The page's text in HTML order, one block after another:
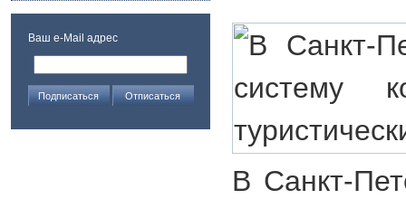
Ваш e-Mail адрес
В Санкт-